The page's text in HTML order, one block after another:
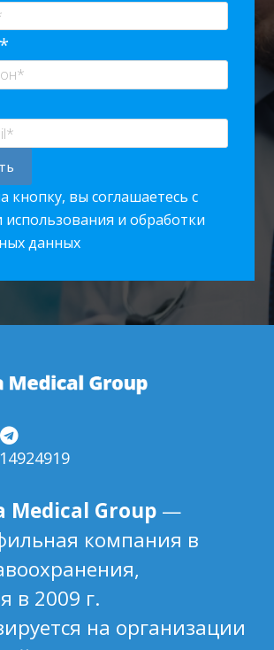
кнопку, вы соглашаетесь с
и обработки
данных
Medical Group —
компания в
в 2009 г.
на организации